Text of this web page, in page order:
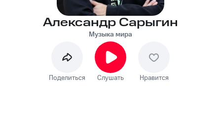
Александр Сарыгин
Музыка мира
Поделиться Слушать Нравится